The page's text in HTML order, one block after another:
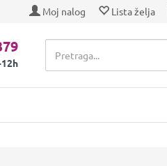
Moj nalog Lista želja